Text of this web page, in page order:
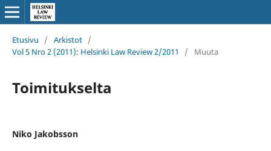
Etusivu / Arkistot /
Vol 5 Nro 2 (2011): Helsinki Law Review 2/2011
/ Muuta
Toimitukselta
Niko Jakobsson